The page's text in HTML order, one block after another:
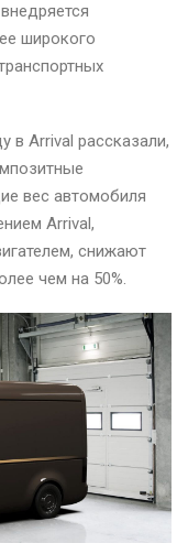
широкого
в Arrival рассказали,
вес автомобиля
Arrival,
снижают
чем на 50%.